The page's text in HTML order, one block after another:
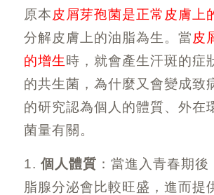
原本皮屑芽孢菌是正常皮膚上
分解皮膚上的油脂為生。當皮
的增生 時，就會產生汗斑的症
的共生菌，為什麼又會變成致
的研究認為個人的體質、外在
菌量有關。
1. 個人體質 ：當進入青春期
脂腺分泌會比較旺盛，進而提